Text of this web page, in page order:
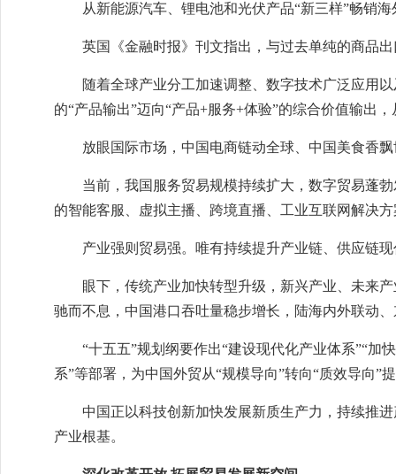
从新能源汽车、锂电池和光伏产品“新三样”畅销
英国《金融时报》刊文指出，与过去单纯的商品
随着全球产业分工加速调整、数字技术广泛应用
的“产品输出”迈向“产品+服务+体验”的综合价值输出
放眼国际市场，中国电商链动全球、中国美食香
当前，我国服务贸易规模持续扩大，数字贸易蓬
的智能客服、虚拟主播、跨境直播、工业互联网解决
产业强则贸易强。唯有持续提升产业链、供应链
眼下，传统产业加快转型升级，新兴产业、未来
驰而不息，中国港口吞吐量稳步增长，陆海内外联动
“十五五”规划纲要作出“建设现代化产业体系”“加
系”等部署，为中国外贸从“规模导向”转向“质效导向”
中国正以科技创新加快发展新质生产力，持续推
产业根基。